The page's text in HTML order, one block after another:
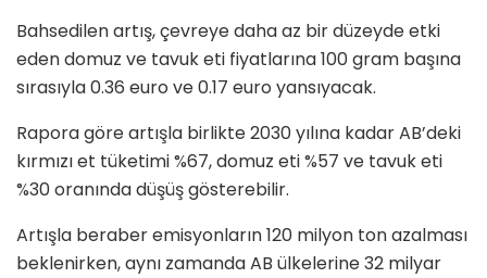
Bahsedilen artış, çevreye daha az bir düzeyde etki
eden domuz ve tavuk eti fiyatlarına 100 gram başına
sırasıyla 0.36 euro ve 0.17 euro yansıyacak.
Rapora göre artışla birlikte 2030 yılına kadar AB’deki
kırmızı et tüketimi %67, domuz eti %57 ve tavuk eti
%30 oranında düşüş gösterebilir.
Artışla beraber emisyonların 120 milyon ton azalması
beklenirken, aynı zamanda AB ülkelerine 32 milyar